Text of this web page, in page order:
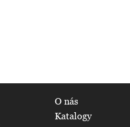
O nás
Katalogy